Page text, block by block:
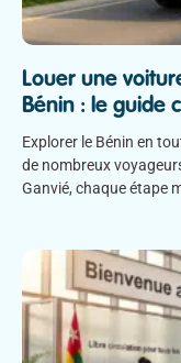
Louer une
Bénin : le guide
Explorer le Bénin en
de nombreux
Ganvié, chaque étape